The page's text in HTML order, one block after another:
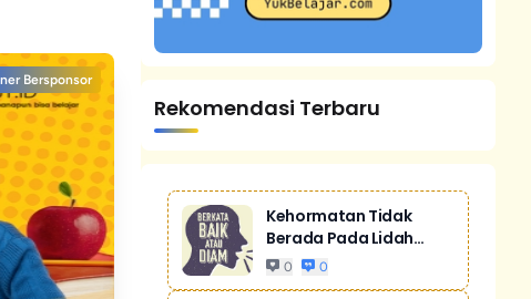
Bersponsor
Rekomendasi Terbaru
Kehormatan Tidak
Berada Pada Lidah
Yang Gemar Mere...
0 0